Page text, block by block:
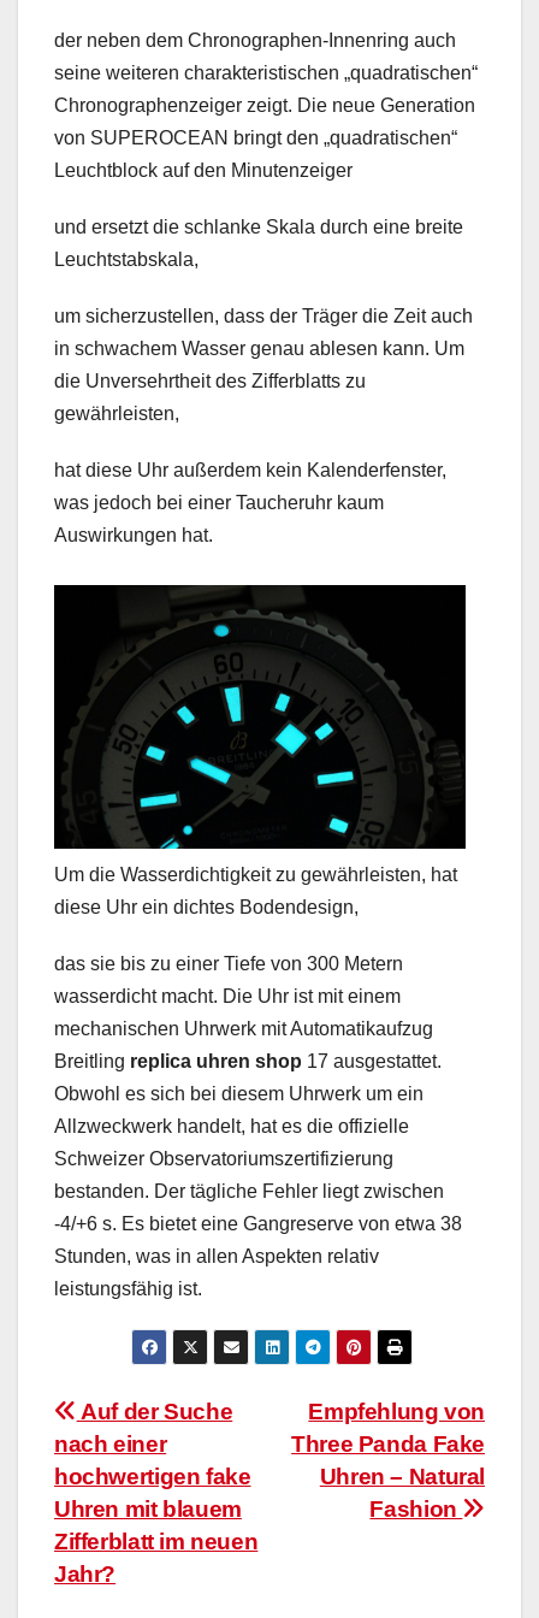
der neben dem Chronographen-Innenring auch
seine weiteren charakteristischen „quadratischen“
Chronographenzeiger zeigt. Die neue Generation
von SUPEROCEAN bringt den „quadratischen“
Leuchtblock auf den Minutenzeiger
und ersetzt die schlanke Skala durch eine breite
Leuchtstabskala,
um sicherzustellen, dass der Träger die Zeit auch
in schwachem Wasser genau ablesen kann. Um
die Unversehrtheit des Zifferblatts zu
gewährleisten,
hat diese Uhr außerdem kein Kalenderfenster,
was jedoch bei einer Taucheruhr kaum
Auswirkungen hat.
Um die Wasserdichtigkeit zu gewährleisten, hat
diese Uhr ein dichtes Bodendesign,
das sie bis zu einer Tiefe von 300 Metern
wasserdicht macht. Die Uhr ist mit einem
mechanischen Uhrwerk mit Automatikaufzug
Breitling replica uhren shop 17 ausgestattet.
Obwohl es sich bei diesem Uhrwerk um ein
Allzweckwerk handelt, hat es die offizielle
Schweizer Observatoriumszertifizierung
bestanden. Der tägliche Fehler liegt zwischen
-4/+6 s. Es bietet eine Gangreserve von etwa 38
Stunden, was in allen Aspekten relativ
leistungsfähig ist.
BeitragsnavigationEmpfehlung von
Three Panda Fake
Uhren – Natural
Fashion
Auf der Suche
nach einer
hochwertigen fake
Uhren mit blauem
Zifferblatt im neuen
Jahr?